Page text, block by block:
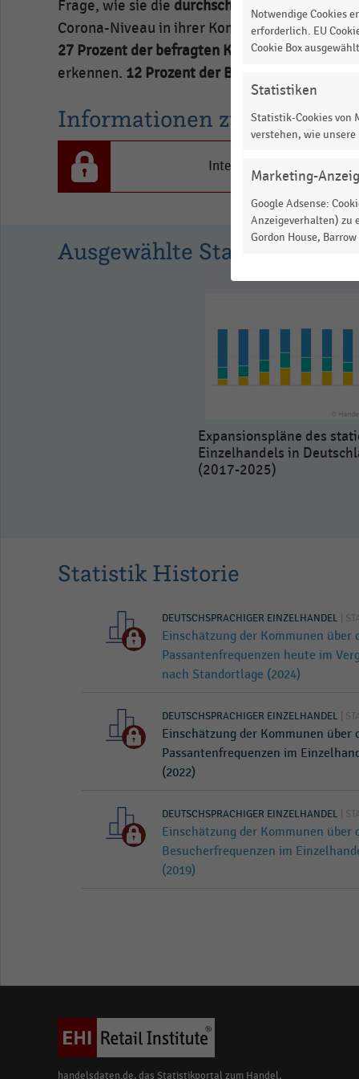
in
Prozent.
Range:
-0.1035887037037037
1.9539775925925924.
View
Frage, wie sie die durchschnittliche
Corona-Niveau in ihrer Kommune
27 Prozent der befragten Kommunenein
erkennen. 12 Prozent der Befragten
Informationen zur Statistik
Interesse an den
Ausgewählte Statistiken
Expansionspläne des
Einzelhandels in
(2017-2025)
Statistik Historie
DEUTSCHSPRACHIGER EINZELHANDEL |
Einschätzung der Kommunen über
Passantenfrequenzen heute im
nach Standortlage (2024)
DEUTSCHSPRACHIGER EINZELHANDEL |
Einschätzung der Kommunen über
Passantenfrequenzen im
(2022)
DEUTSCHSPRACHIGER EINZELHANDEL |
Einschätzung der Kommunen über
Besucherfrequenzen im
(2019)
handelsdaten.de, das Statistikportal zum Handel,
Notwendige Cookies
erforderlich. EU
Cookie Box
Statistiken
Statistik-Cookies von
verstehen, wie
Marketing-
Google Adsense:
Anzeigeverhalten) zu
Gordon House,